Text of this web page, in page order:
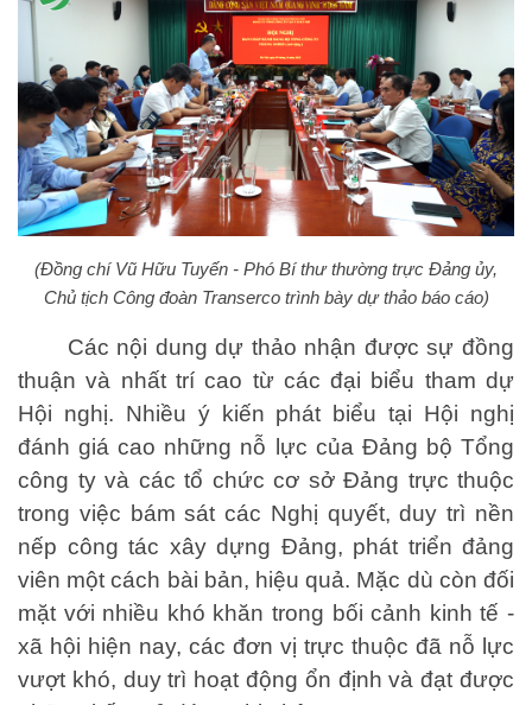
(Đồng chí Vũ Hữu Tuyến - Phó Bí thư thường trực Đảng ủy,
Chủ tịch Công đoàn Transerco trình bày dự thảo báo cáo)
Các nội dung dự thảo nhận được sự đồng
thuận và nhất trí cao từ các đại biểu tham dự
Hội nghị. Nhiều ý kiến phát biểu tại Hội nghị
đánh giá cao những nỗ lực của Đảng bộ Tổng
công ty và các tổ chức cơ sở Đảng trực thuộc
trong việc bám sát các Nghị quyết, duy trì nền
nếp công tác xây dựng Đảng, phát triển đảng
viên một cách bài bản, hiệu quả. Mặc dù còn đối
mặt với nhiều khó khăn trong bối cảnh kinh tế -
xã hội hiện nay, các đơn vị trực thuộc đã nỗ lực
vượt khó, duy trì hoạt động ổn định và đạt được